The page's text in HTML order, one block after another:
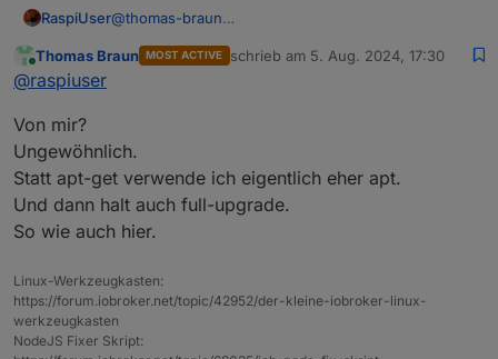
RaspiUser@thomas-braun
Ich mache alle 2 Wochen (war ein Tipp von Dir in
sudo apt-get upgrade
Sollte ich an dieser Vorgehensweise etwas ändern ?
Online
Thomas Braun MOST ACTIVE schrieb am 5. Aug. 2024, 17:30
zuletzt editiert von
@raspiuser
Von mir?
Ungewöhnlich.
Statt apt-get verwende ich eigentlich eher apt.
Und dann halt auch full-upgrade.
So wie auch hier.
Linux-Werkzeugkasten:
https://forum.iobroker.net/topic/42952/der-kleine-iobroker-linux-
werkzeugkasten
NodeJS Fixer Skript: